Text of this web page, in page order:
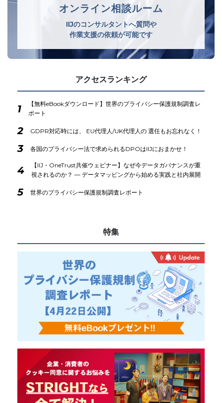
オンライン相談ルーム
IIJのコンサルタントへ質問や
作業支援の依頼が可能です
アクセスランキング
1
【無料eBookダウンロード】世界のプライバシー保護規制調査レ
ポート
2 GDPR対応時には、 EU代理人/UK代理人の 選任もお忘れなく！
3 各国のプライバシー法で求められるDPOはIIJにおまかせ！
4
【IIJ・OneTrust共催ウェビナー】なぜ今データガバナンスが重
視されるのか？ ― データマッピングから始める実践と社内展開
5 世界のプライバシー保護規制調査レポート
特集